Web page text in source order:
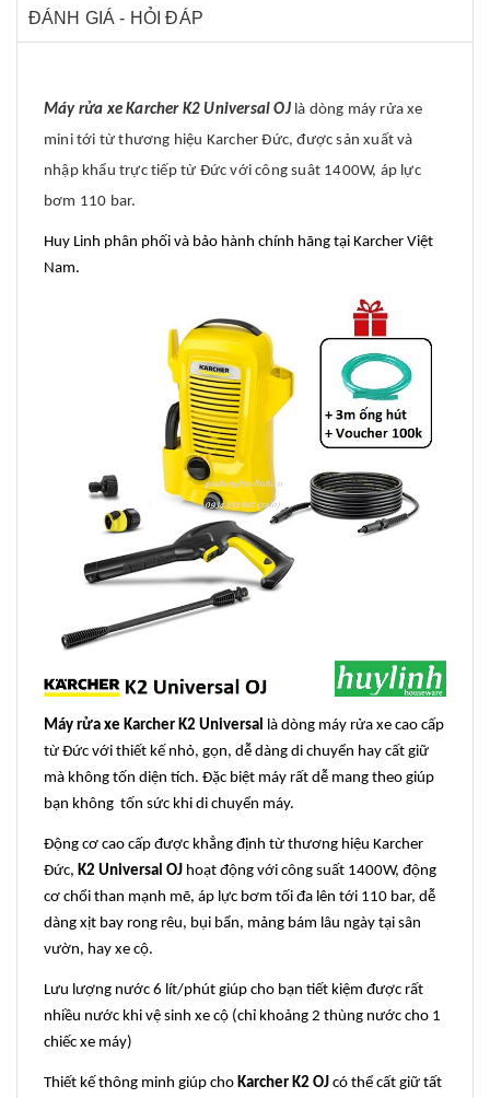
ĐÁNH GIÁ - HỎI ĐÁP
Máy rửa xe Karcher K2 Universal OJ là dòng máy rửa xe
mini tới từ thương hiệu Karcher Đức, được sản xuất và
nhập khẩu trực tiếp từ Đức với công suât 1400W, áp lực
bơm 110 bar.
Huy Linh phân phối và bảo hành chính hãng tại Karcher Việt
Nam.
Máy rửa xe Karcher K2 Universal
là dòng máy rửa xe cao cấp
từ Đức với thiết kế nhỏ, gọn, dễ dàng di chuyển hay cất giữ
mà không tốn diện tích. Đặc biệt máy rất dễ mang theo giúp
bạn không tốn sức khi di chuyển máy.
Động cơ cao cấp được khẳng định từ thương hiệu Karcher
Đức, K2 Universal OJ hoạt động với công suất 1400W, động
cơ chổi than mạnh mẽ, áp lực bơm tối đa lên tới 110 bar, dễ
dàng xịt bay rong rêu, bụi bẩn, mảng bám lâu ngày tại sân
vườn, hay xe cộ.
Lưu lượng nước 6 lít/phút giúp cho bạn tiết kiệm được rất
nhiều nước khi vệ sinh xe cộ (chỉ khoảng 2 thùng nước cho 1
chiếc xe máy)
Thiết kế thông minh giúp cho Karcher K2 OJ có thể cất giữ tất